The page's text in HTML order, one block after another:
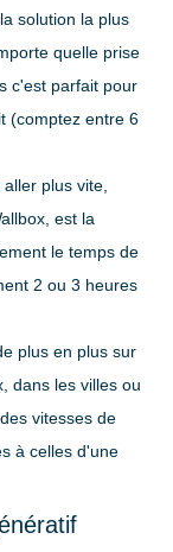
solution la plus
quelle prise
c'est parfait pour
(comptez entre6
plus vite,
est la
le temps de
2 ou 3 heures
plus en plus sur
dans les villes ou
vitesses de
à celles d'une